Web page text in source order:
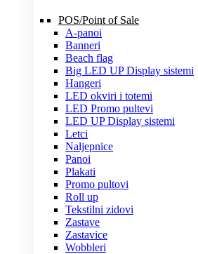
POS/Point of Sale
A-panoi
Banneri
Beach flag
Big LED UP Display sistemi
Hangeri
LED okviri i totemi
LED Promo pultevi
LED UP Display sistemi
Letci
Naljepnice
Panoi
Plakati
Promo pultovi
Roll up
Tekstilni zidovi
Zastave
Zastavice
Wobbleri